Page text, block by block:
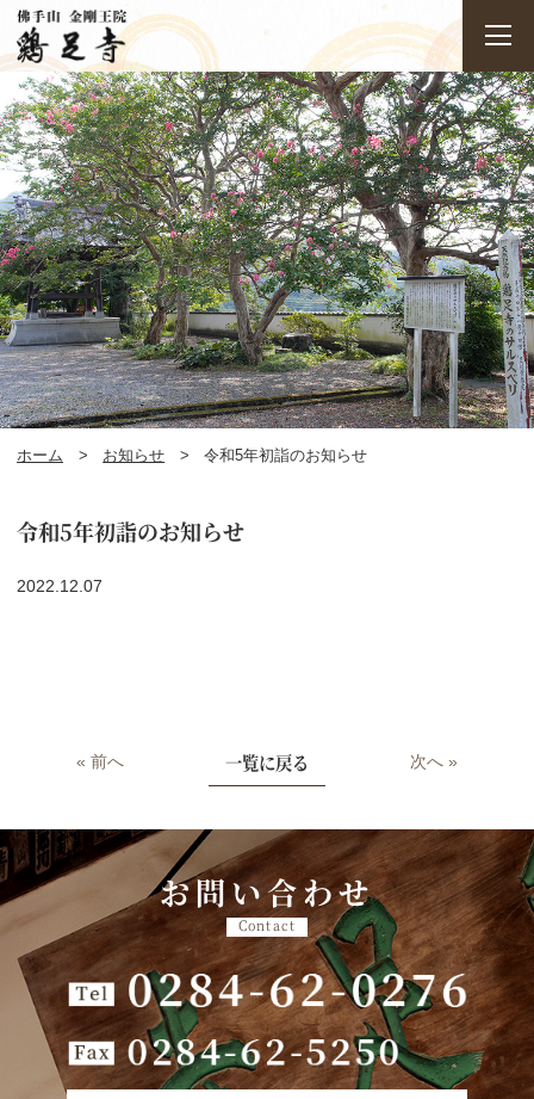
ホーム お知らせ 令和5年初詣のお知らせ
令和5年初詣のお知らせ
2022.12.07
« 前へ 一覧に戻る 次へ »
お問い合わせ